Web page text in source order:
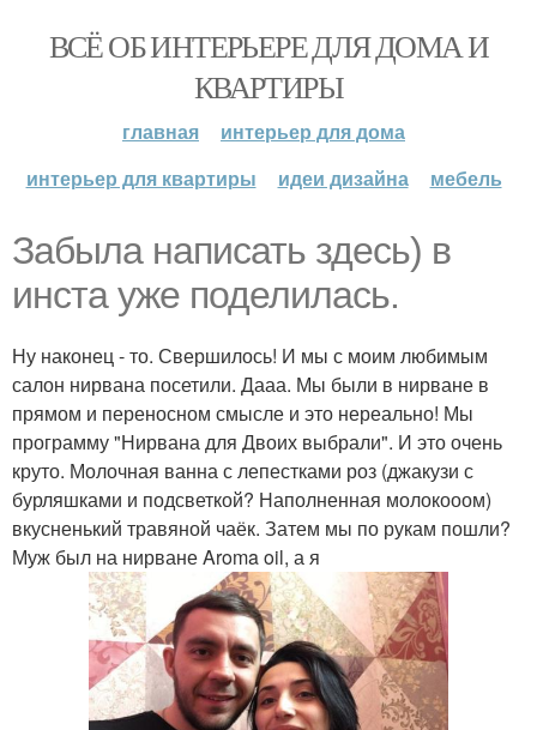
ВСЁ ОБ ИНТЕРЬЕРЕ ДЛЯ ДОМА И
КВАРТИРЫ
главная
интерьер для дома
интерьер для квартиры
идеи дизайна мебель
Забыла написать здесь) в
инста уже поделилась.
Ну наконец - то. Свершилось! И мы с моим любимым
салон нирвана посетили. Дааа. Мы были в нирване в
прямом и переносном смысле и это нереально! Мы
программу "Нирвана для Двоих выбрали". И это очень
круто. Молочная ванна с лепестками роз (джакузи с
бурляшками и подсветкой? Наполненная молокооом)
вкусненький травяной чаёк. Затем мы по рукам пошли?
Муж был на нирване Aroma oil, а я